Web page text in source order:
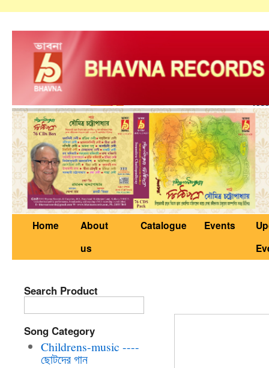
Home
About
us
Catalogue Events
Search Product
Song Category
Childrens-music ----
ছোটদের গান